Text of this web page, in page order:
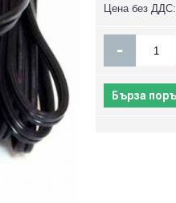
Цена без
-
Бърза